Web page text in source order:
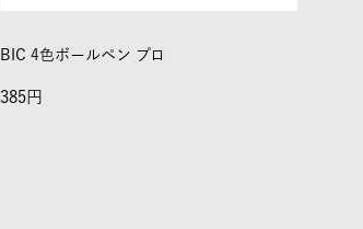
BIC 4色ボールペン プロ
385